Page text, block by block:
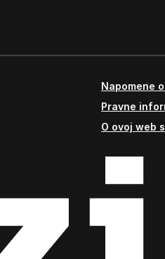
Napomene
Pravne
O ovoj web